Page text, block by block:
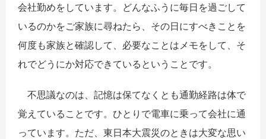
会社勤めをしています。どんなふうに毎日を過ごして
いるのかをご家族に尋ねたら、その日にすべきことを
何度も家族と確認して、必要なことはメモをして、そ
れでどうにか対応できているということです。
不思議なのは、記憶は保てなくとも通勤経路は体で
覚えていることです。ひとりで電車に乗って会社に通
っています。ただ、東日本大震災のときは大変な思い